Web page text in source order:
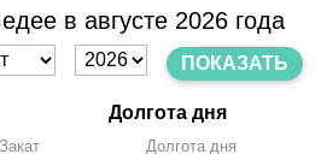
в августе 2026 года
ПОКАЗАТЬ
Долгота дня
Закат Долгота дня